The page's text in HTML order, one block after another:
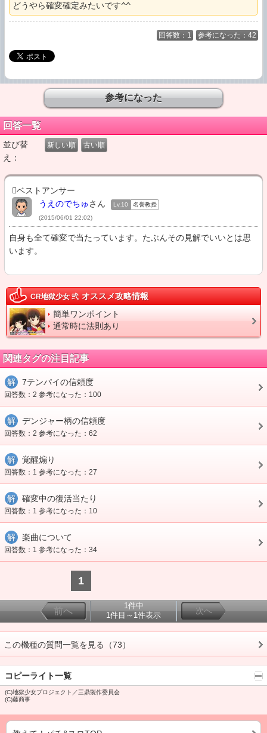
どうやら確変確定みたいです^^
回答数：1 参考になった：42
回答一覧
並び替
え：
新しい順 古い順
ベストアンサー
うえのでちゅさん Lv.10
名誉教授
(2015/06/01 22:02)
自身も全て確変で当たっています。たぶんその見解でいいとは思
います。
CR地獄少女 弐 オススメ攻略情報
簡単ワンポイント
通常時に法則あり
関連タグの注目記事
解 7テンパイの信頼度
回答数：2 参考になった：100
解 デンジャー柄の信頼度
回答数：2 参考になった：62
解 覚醒煽り
回答数：1 参考になった：27
解 確変中の復活当たり
回答数：1 参考になった：10
解 楽曲について
回答数：1 参考になった：34
1
前へ
1件中
1件目～1件表示
次へ
この機種の質問一覧を見る（73）
コピーライト一覧
(C)地獄少女プロジェクト／三鼎製作委員会
(C)藤商事